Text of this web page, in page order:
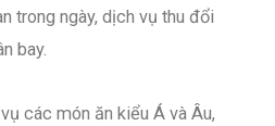
trong ngày, dịch vụ thu đổi
bay.
các món ăn kiểu Á và Âu,